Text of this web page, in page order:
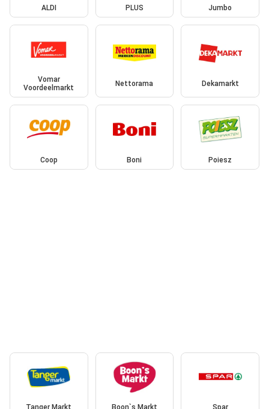
ALDI PLUS Jumbo
Vomar
Voordeelmarkt
Nettorama Dekamarkt
Coop Boni Poiesz